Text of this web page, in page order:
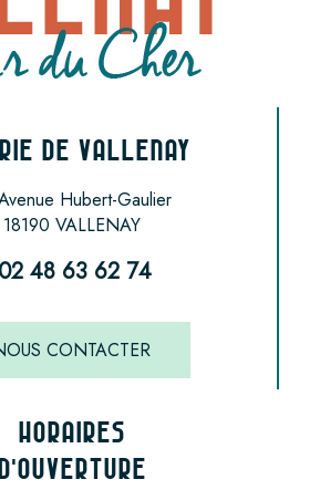
DE VALLENAY
Hubert-Gaulier
18190 VALLENAY
02 48 63 62 74
CONTACTER
HORAIRES